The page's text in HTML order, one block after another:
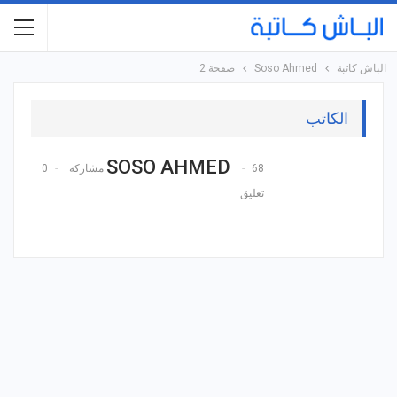
الباش كاتبة Soso Ahmed صفحة 2
الكاتب
SOSO AHMED 68 مشاركة
0
تعليق